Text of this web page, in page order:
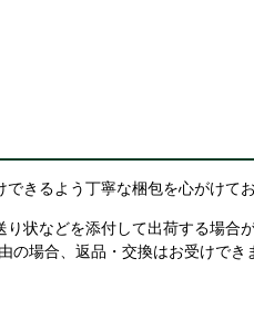
きるよう丁寧な梱包を心がけてお
状などを添付して出荷する場合
場合、返品・交換はお受けでき